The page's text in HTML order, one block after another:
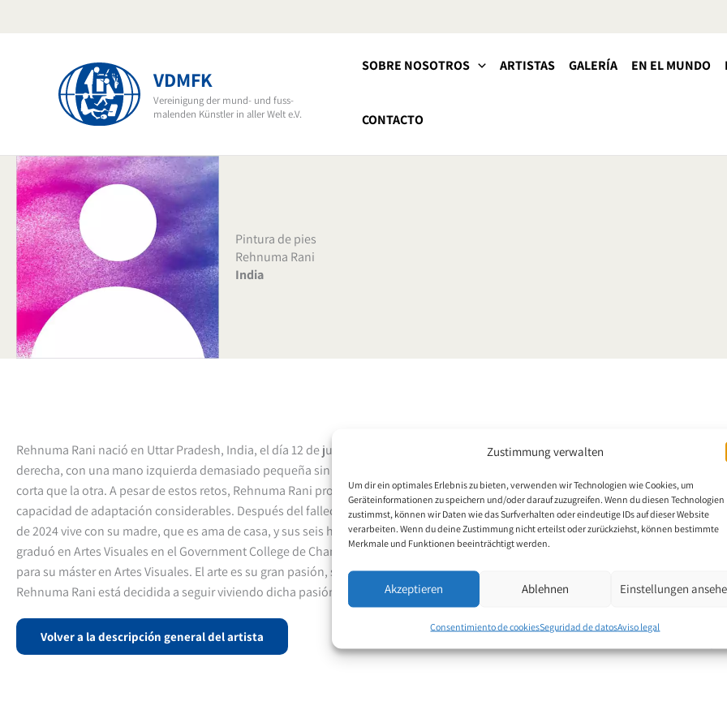
Zustimmung verwalten
Um dir ein optimales Erlebnis zu bieten, verwenden wir Technologien wie Cookies, um
Geräteinformationen zu speichern und/oder darauf zuzugreifen. Wenn du diesen Technologien
zustimmst, können wir Daten wie das Surfverhalten oder eindeutige IDs auf dieser Website
verarbeiten. Wenn du deine Zustimmung nicht erteilst oder zurückziehst, können bestimmte
Merkmale und Funktionen beeinträchtigt werden.
Akzeptieren Ablehnen Einstellungen
Consentimiento de cookiesSeguridad de datosAviso legal
VDMFK
Vereinigung der mund- und fuss-
malenden Künstler in aller Welt e.V.
SOBRE NOSOTROS ARTISTAS GALERÍA EN EL MUNDO
CONTACTO
Pintura de pies
Rehnuma Rani
India
Rehnuma Rani nació en Uttar Pradesh, India, el día 12 de julio de 2001 sin mano
derecha, con una mano izquierda demasiado pequeña sin dedos y con una pierna más
corta que la otra. A pesar de estos retos, Rehnuma Rani pronto mostró una resiliencia y
capacidad de adaptación considerables. Después del fallecimiento de padre en marzo
de 2024 vive con su madre, que es ama de casa, y sus seis hermanos. Rehnuma Rani se
graduó en Artes Visuales en el Government College de Chandigarh y ahora se prepara
para su máster en Artes Visuales. El arte es su gran pasión, sobre todo dibujar paisajes.
Rehnuma Rani está decidida a seguir viviendo dicha pasión.
Volver a la descripción general del artista